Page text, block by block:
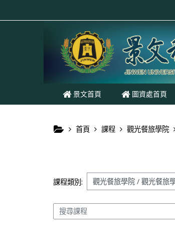
景文首頁 圖資處首頁
首頁 課程 觀光餐旅學院
課程類別:
搜尋課程